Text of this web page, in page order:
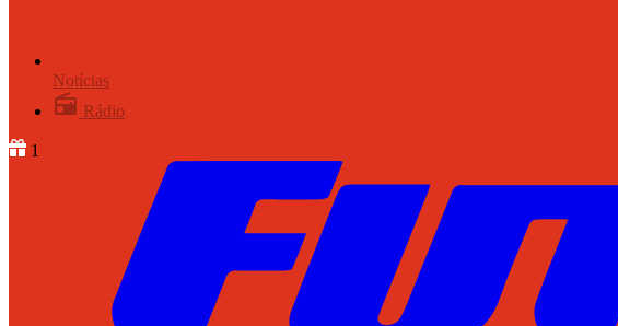
Notícias
Rádio
1